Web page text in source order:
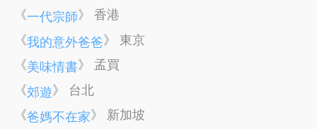
《一代宗師》 香港
《我的意外爸爸》 東京
《美味情書》 孟買
《郊遊》 台北
《爸媽不在家》 新加坡